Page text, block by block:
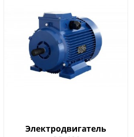
Электродвигатель